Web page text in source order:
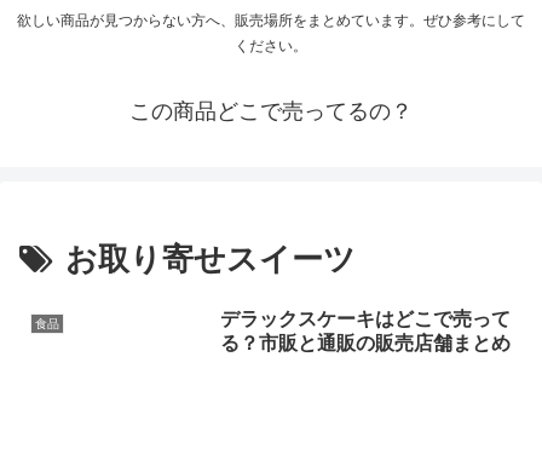
欲しい商品が見つからない方へ、販売場所をまとめています。ぜひ参考にして
ください。
この商品どこで売ってるの？
お取り寄せスイーツ
食品
デラックスケーキはどこで売って
る？市販と通販の販売店舗まとめ